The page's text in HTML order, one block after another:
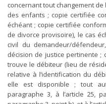
concernant tout changement de
des enfants ; copie certifiée
échéant ; copie certifiée
de divorce provisoire), le cas
civil du demandeur/
décision de justice pertinente ;
trouve le débiteur (lieu de
relative à l’identification du
elle est disponible ; tout
paragraphe 3, à l’article 25,